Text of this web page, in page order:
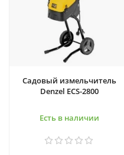
Садовый измельчитель
Denzel ECS-2800
Есть в наличии